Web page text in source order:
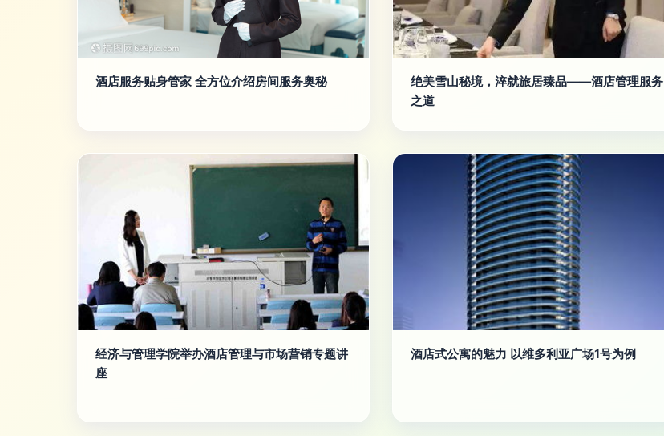
酒店服务贴身管家 全方位介绍房间服务奥秘
绝美雪山秘境，淬就旅居臻品——酒店管理服务
之道
经济与管理学院举办酒店管理与市场营销专题讲
座
酒店式公寓的魅力 以维多利亚广场1号为例